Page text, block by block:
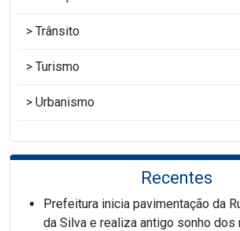
Trânsito
Turismo
Urbanismo
Recentes
Prefeitura inicia pavimentação da
da Silva e realiza antigo sonho dos